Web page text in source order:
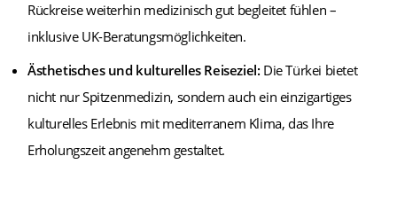
Rückreise weiterhin medizinisch gut begleitet fühlen –
inklusive UK-Beratungsmöglichkeiten.
Ästhetisches und kulturelles Reiseziel: Die Türkei bietet
nicht nur Spitzenmedizin, sondern auch ein einzigartiges
kulturelles Erlebnis mit mediterranem Klima, das Ihre
Erholungszeit angenehm gestaltet.